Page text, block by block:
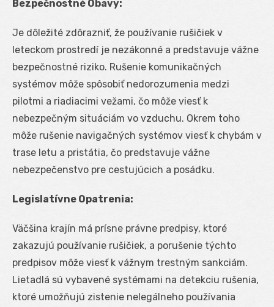
Bezpečnostné Obavy:
Je dôležité zdôrazniť, že používanie rušičiek v
leteckom prostredí je nezákonné a predstavuje vážne
bezpečnostné riziko. Rušenie komunikačných
systémov môže spôsobiť nedorozumenia medzi
pilotmi a riadiacimi vežami, čo môže viesť k
nebezpečným situáciám vo vzduchu. Okrem toho
môže rušenie navigačných systémov viesť k chybám v
trase letu a pristátia, čo predstavuje vážne
nebezpečenstvo pre cestujúcich a posádku.
Legislatívne Opatrenia:
Väčšina krajín má prísne právne predpisy, ktoré
zakazujú používanie rušičiek, a porušenie týchto
predpisov môže viesť k vážnym trestným sankciám.
Lietadlá sú vybavené systémami na detekciu rušenia,
ktoré umožňujú zistenie nelegálneho používania